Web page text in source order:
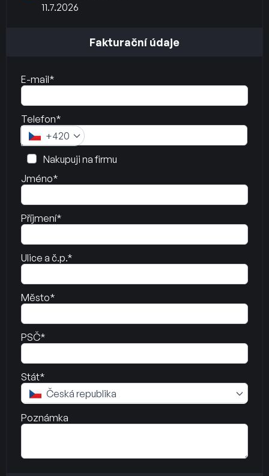
11.7.2026
Fakturační údaje
E-mail*
Telefon*
+420
Nakupuji na firmu
Jméno*
Příjmení*
Ulice a č.p.*
Město*
PSČ*
Stát*
Česká republika
Poznámka